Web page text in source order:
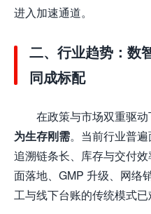
进入加速通道。
二、行业趋势：数
同成标配
在政策与市场双重驱动
为生存刚需。当前行业普遍
追溯链条长、库存与交付
面落地、GMP 升级、网络
工与线下台账的传统模式已